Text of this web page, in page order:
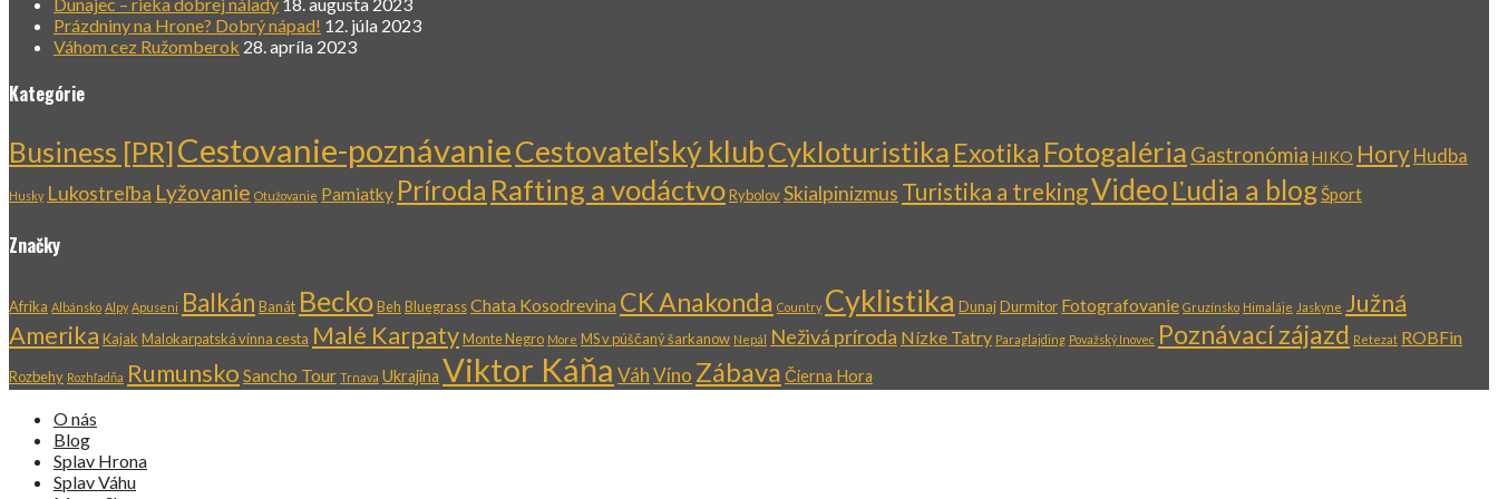
Prázdniny na Hrone? Dobrý nápad! 12. júla 2023
Váhom cez Ružomberok 28. apríla 2023
Kategórie
Business [PR]Cestovanie-poznávanieCestovateľský klubCykloturistika Exotika Fotogaléria Gastronómia HIKO Hory Hudba
Husky Lukostreľba Lyžovanie Otužovanie Pamiatky Príroda Rafting a vodáctvoRybolovSkialpinizmus Turistika a trekingVideo Ľudia a blogŠport
Značky
Afrika Albánsko Alpy Apuseni Balkán Banát BeckoBeh BluegrassChata Kosodrevina CK Anakonda Country Cyklistika DunajDurmitor Fotografovanie Gruzínsko Himaláje Jaskyne Južná
Amerika Kajak Malokarpatská vínna cesta Malé KarpatyMonte Negro More MS v púščaný šarkanow Nepál Neživá príroda Nízke Tatry Paraglajding Považský Inovec Poznávací zájazd Retezat ROBFin
Rozbehy Rozhľadňa Rumunsko Sancho Tour Trnava Ukrajina Viktor Káňa VáhVíno Zábava Čierna Hora
O nás
Blog
Splav Hrona
Splav Váhu